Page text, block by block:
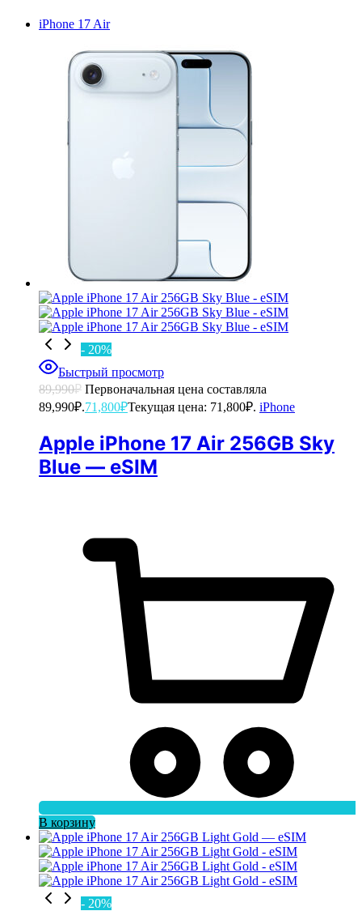
iPhone 17 Air
- 20%
Быстрый просмотр
89,990₽ Первоначальная цена составляла
89,990₽.71,800₽Текущая цена: 71,800₽. iPhone
Apple iPhone 17 Air 256GB Sky
Blue — eSIM
В корзину
- 20%